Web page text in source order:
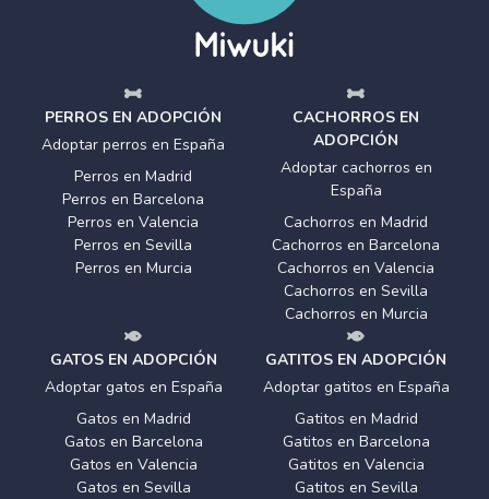
PERROS EN ADOPCIÓN
Adoptar perros en España
Perros en Madrid
Perros en Barcelona
Perros en Valencia
Perros en Sevilla
Perros en Murcia
CACHORROS EN
ADOPCIÓN
Adoptar cachorros en
España
Cachorros en Madrid
Cachorros en Barcelona
Cachorros en Valencia
Cachorros en Sevilla
Cachorros en Murcia
GATOS EN ADOPCIÓN
Adoptar gatos en España
Gatos en Madrid
Gatos en Barcelona
Gatos en Valencia
Gatos en Sevilla
GATITOS EN ADOPCIÓN
Adoptar gatitos en España
Gatitos en Madrid
Gatitos en Barcelona
Gatitos en Valencia
Gatitos en Sevilla